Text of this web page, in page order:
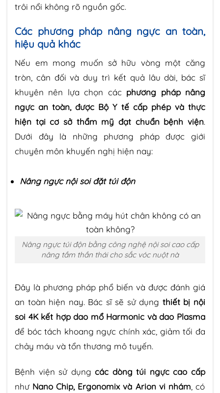
trôi nổi không rõ nguồn gốc.
Các phương pháp nâng ngực an toàn,
hiệu quả khác
Nếu em mong muốn sở hữu vòng một căng
tròn, cân đối và duy trì kết quả lâu dài, bác sĩ
khuyên nên lựa chọn các phương pháp nâng
ngực an toàn, được Bộ Y tế cấp phép và thực
hiện tại cơ sở thẩm mỹ đạt chuẩn bệnh viện.
Dưới đây là những phương pháp được giới
chuyên môn khuyến nghị hiện nay:
Nâng ngực nội soi đặt túi độn
Nâng ngực túi độn bằng công nghệ nội soi cao cấp
nâng tầm thần thái cho sắc vóc nuột nà
Đây là phương pháp phổ biến và được đánh giá
an toàn hiện nay. Bác sĩ sẽ sử dụng thiết bị nội
soi 4K kết hợp dao mổ Harmonic và dao Plasma
để bóc tách khoang ngực chính xác, giảm tối đa
chảy máu và tổn thương mô tuyến.
Bệnh viện sử dụngcác dòng túi ngực cao cấp
như Nano Chip, Ergonomix và Arion vi nhám , có